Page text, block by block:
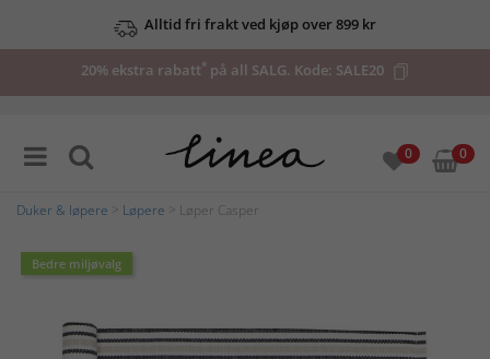
Alltid fri frakt ved kjøp over 899 kr
20% ekstra rabatt* på all SALG. Kode: SALE20
0 0
Duker & løpere Løpere > Løper Casper
Bedre miljøvalg